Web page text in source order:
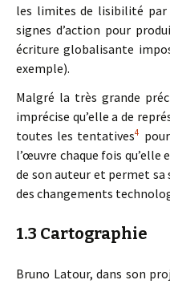
les limites de lisibilité par
signes d’action pour
écriture globalisante
exemple).
Malgré la très grande
imprécise qu’elle a de
toutes les tentatives4
l’œuvre chaque fois
de son auteur et permet
des changements
1.3 Cartographie
Bruno Latour, dans son